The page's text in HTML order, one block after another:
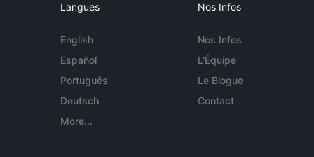
Langues
English
Español
Português
Deutsch
More...
Nos Infos
Nos Infos
L'Équipe
Le Blogue
Contact